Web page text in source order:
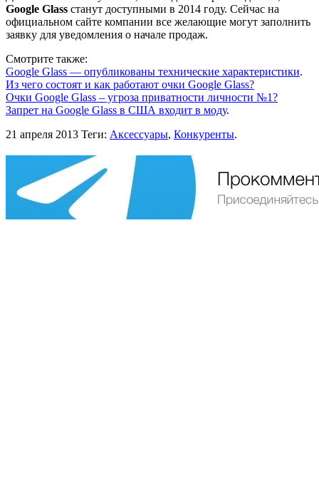
Google Glass станут доступными в 2014 году. Сейчас на
официальном сайте компании все желающие могут заполнить
заявку для уведомления о начале продаж.
Смотрите также:
Google Glass — опубликованы технические характеристики.
Из чего состоят и как работают очки Google Glass?
Очки Google Glass – угроза приватности личности №1?
Запрет на Google Glass в США входит в моду.
21 апреля 2013 Теги: Аксессуары, Конкуренты.